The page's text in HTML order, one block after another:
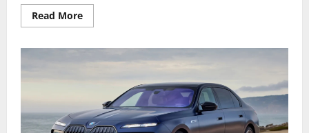
Read MoreRead
more
में
SUV!
क्रेटा-
स्कॉर्पियो